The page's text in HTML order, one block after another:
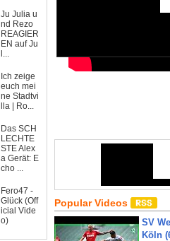
Ju Julia u
nd Rezo
REAGIER
EN auf Ju
l...
Ich zeige
euch mei
ne Stadtvi
lla | Ro...
Das SCH
LECHTE
STE Alex
a Gerät: E
cho ...
Fero47 -
Glück (Off
icial Vide
o)
Popular Videos
SV
Köln